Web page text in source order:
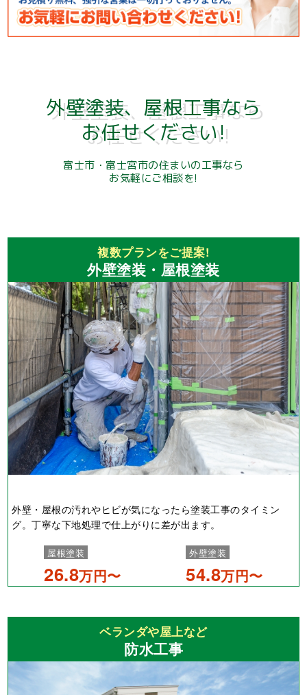
外壁塗装、屋根工事なら
お任せください!
富士市・富士宮市の住まいの工事なら
お気軽にご相談を!
複数プランをご提案!
外壁塗装・屋根塗装
外壁・屋根の汚れやヒビが気になったら塗装工事のタイミン
グ。丁寧な下地処理で仕上がりに差が出ます。
屋根塗装
26.8万円〜
外壁塗装
54.8万円〜
ベランダや屋上など
防水工事